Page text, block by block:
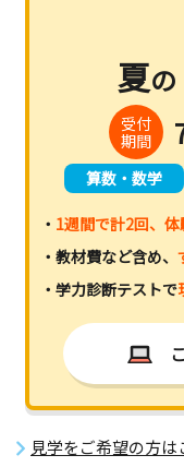
夏の
受付
期間
算数・数学
・ 1週間で計2回、
・教材費など含め、
・学力診断テストで
見学をご希望の方は